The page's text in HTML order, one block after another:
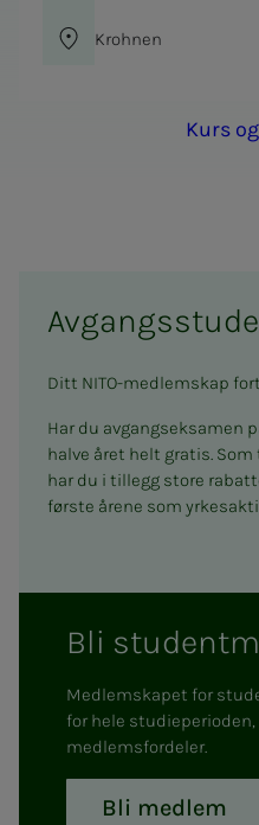
Krohnen
Kurs
Ditt NITO-medlemskap
Har du avgangseksamen
halve året helt gratis.
har du i tillegg store
første årene som
Bli
Medlemskapet for
for hele studieperioden,
medlemsfordeler.
Bli medlem